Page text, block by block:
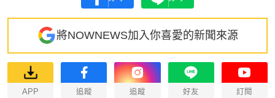
將NOWNEWS加入你喜愛的新聞來源
APP 追蹤 追蹤 好友 訂閱